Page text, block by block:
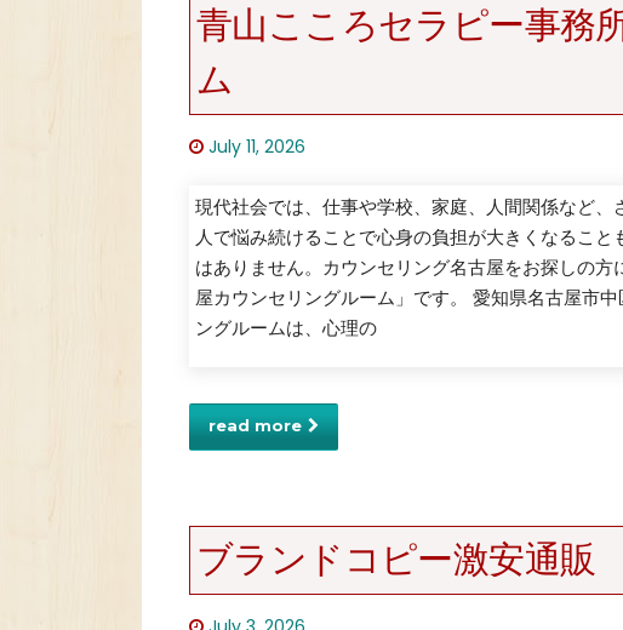
青山こころセラピー事務
ム
July 11, 2026
現代社会では、仕事や学校、家庭、人間関係など
人で悩み続けることで心身の負担が大きくなるこ
はありません。カウンセリング名古屋をお探しの
屋カウンセリングルーム」です。 愛知県名古屋市
ングルームは、心理の
read more
ブランドコピー激安通販